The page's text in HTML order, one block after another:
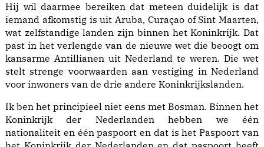
Hij wil daarmee bereiken dat meteen duidelijk is dat
iemand afkomstig is uit Aruba, Curaçao of Sint Maarten,
wat zelfstandige landen zijn binnen het Koninkrijk. Dat
past in het verlengde van de nieuwe wet die beoogt om
kansarme Antillianen uit Nederland te weren. Die wet
stelt strenge voorwaarden aan vestiging in Nederland
voor inwoners van de drie andere Koninkrijkslanden.
Ik ben het principieel niet eens met Bosman. Binnen het
Koninkrijk der Nederlanden hebben we één
nationaliteit en één paspoort en dat is het Paspoort van